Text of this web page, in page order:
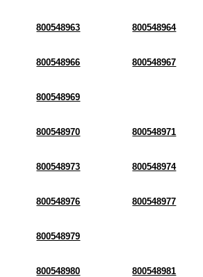
800548963 800548964
800548966 800548967
800548969
800548970 800548971
800548973 800548974
800548976 800548977
800548979
800548980 800548981